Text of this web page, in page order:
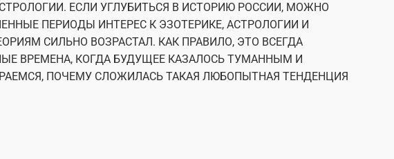
ЕСЛИ УГЛУБИТЬСЯ В ИСТОРИЮ РОССИИ, МОЖНО
ПЕРИОДЫ ИНТЕРЕС К ЭЗОТЕРИКЕ, АСТРОЛОГИИ И
СИЛЬНО ВОЗРАСТАЛ. КАК ПРАВИЛО, ЭТО ВСЕГДА
ВРЕМЕНА, КОГДА БУДУЩЕЕ КАЗАЛОСЬ ТУМАННЫМ И
ПОЧЕМУ СЛОЖИЛАСЬ ТАКАЯ ЛЮБОПЫТНАЯ ТЕНДЕНЦИЯ